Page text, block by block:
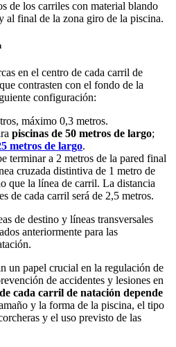
de los carriles con material blando
al final de la zona giro de la piscina.
en el centro de cada carril de
contrasten con el fondo de la
configuración:
máximo 0,3 metros.
piscinas de 50 metros de largo;
metros de largo.
terminar a 2 metros de la pared final
cruzada distintiva de 1 metro de
que la línea de carril. La distancia
de cada carril será de 2,5 metros.
de destino y líneas transversales
anteriormente para las
un papel crucial en la regulación de
de accidentes y lesiones en
cada carril de natación depende
y la forma de la piscina, el tipo
y el uso previsto de las